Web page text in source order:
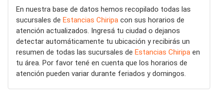
En nuestra base de datos hemos recopilado todas las
sucursales de Estancias Chiripa con sus horarios de
atención actualizados. Ingresá tu ciudad o dejanos
detectar automáticamente tu ubicación y recibirás un
resumen de todas las sucursales de Estancias Chiripa en
tu área. Por favor tené en cuenta que los horarios de
atención pueden variar durante feriados y domingos.